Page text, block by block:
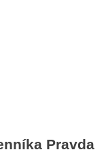
Pravda